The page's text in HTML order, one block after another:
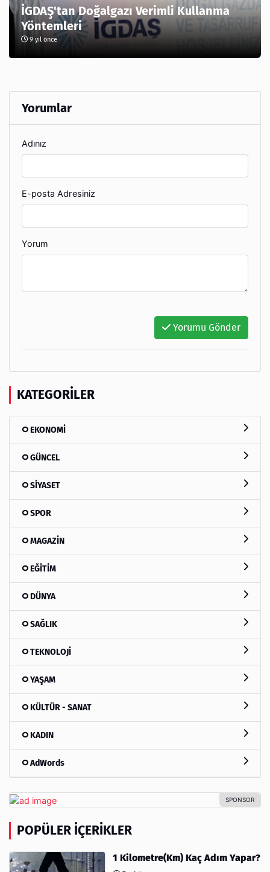
İGDAŞ'tan Doğalgazı Verimli Kullanma
Yöntemleri
9 yıl önce
Yorumlar
Adınız
E-posta Adresiniz
Yorum
Yorumu Gönder
KATEGORILER
EKONOMİ
GÜNCEL
SİYASET
SPOR
MAGAZİN
EĞİTİM
DÜNYA
SAĞLIK
TEKNOLOJİ
YAŞAM
KÜLTÜR - SANAT
KADIN
AdWords
POPÜLER İÇERIKLER
1 Kilometre(Km) Kaç Adım Yapar?